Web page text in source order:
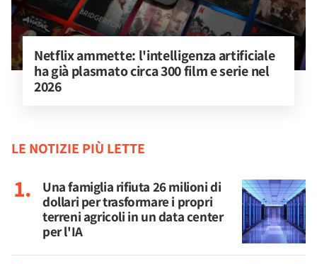
Netflix ammette: l'intelligenza artificiale
ha già plasmato circa 300 film e serie nel
2026
LE NOTIZIE PIÙ LETTE
Una famiglia rifiuta 26 milioni di
dollari per trasformare i propri
terreni agricoli in un data center
per l'IA